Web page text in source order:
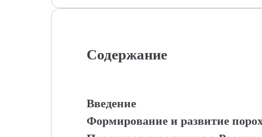
Содержание
Введение
Формирование и развитие